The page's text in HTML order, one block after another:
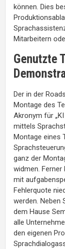
können. Dies
Mitarbeitern
Genutzte
Der in der
Montage des
Akronym für
mittels
Montage eines
ganz der
widmen. Ferner
mit
Fehlerquote
werden. Neben
dem Hause
alle
den eigenen